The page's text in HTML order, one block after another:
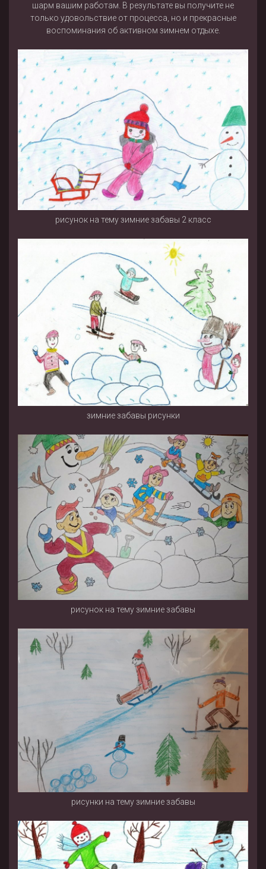
шарм вашим работам. В результате вы получите не
только удовольствие от процесса, но и прекрасные
воспоминания об активном зимнем отдыхе.
рисунок на тему зимние забавы 2 класс
зимние забавы рисунки
рисунок на тему зимние забавы
рисунки на тему зимние забавы